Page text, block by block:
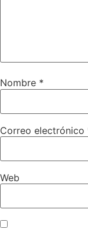
Nombre *
Correo electrónico
Web